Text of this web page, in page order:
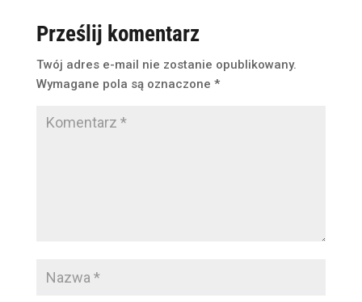
Prześlij komentarz
Twój adres e-mail nie zostanie opublikowany.
Wymagane pola są oznaczone *